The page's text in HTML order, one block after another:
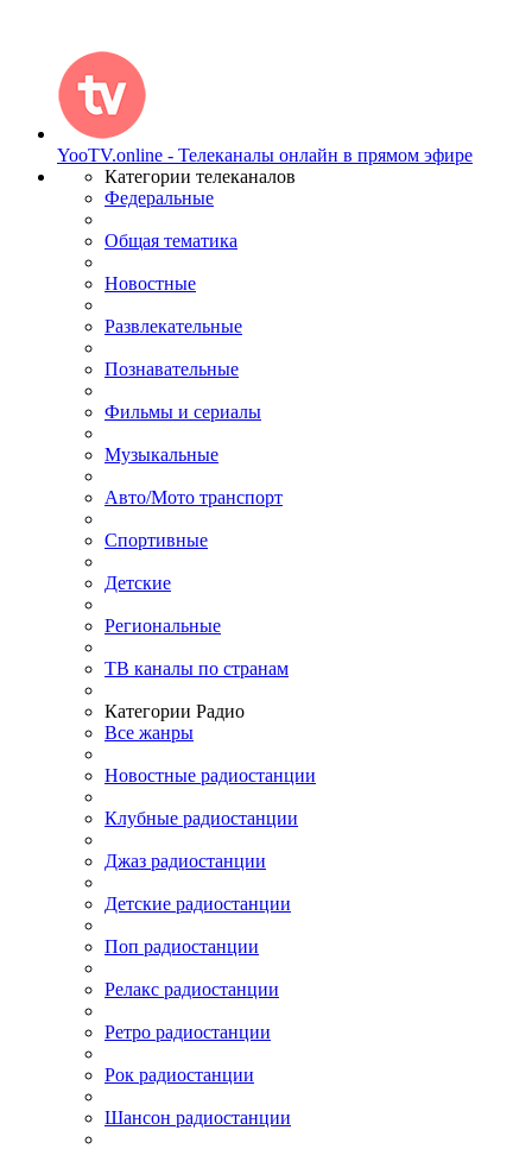
YooTV.online - Телеканалы онлайн в прямом эфире
Категории телеканалов
Федеральные
Общая тематика
Новостные
Развлекательные
Познавательные
Фильмы и сериалы
Музыкальные
Авто/Мото транспорт
Спортивные
Детские
Региональные
ТВ каналы по странам
Категории Радио
Все жанры
Новостные радиостанции
Клубные радиостанции
Джаз радиостанции
Детские радиостанции
Поп радиостанции
Релакс радиостанции
Ретро радиостанции
Рок радиостанции
Шансон радиостанции